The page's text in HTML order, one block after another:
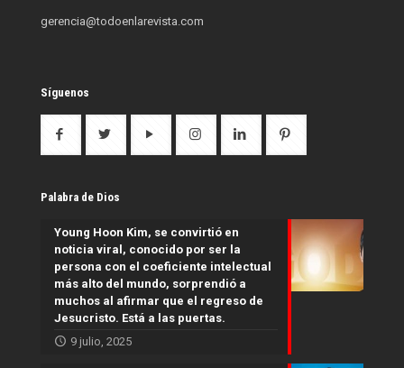
gerencia@todoenlarevista.com
Síguenos
Palabra de Dios
Young Hoon Kim, se convirtió en
noticia viral, conocido por ser la
persona con el coeficiente intelectual
más alto del mundo, sorprendió a
muchos al afirmar que el regreso de
Jesucristo. Está a las puertas.
9 julio, 2025